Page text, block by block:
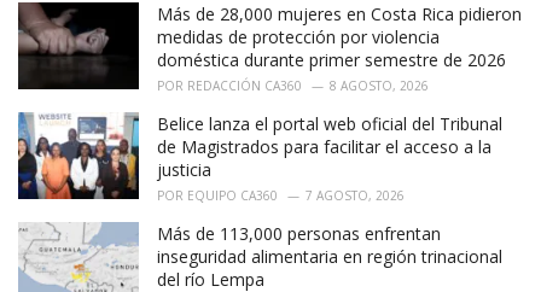
s
:
Más de 28,000 mujeres en Costa Rica pidieron
medidas de protección por violencia
doméstica durante primer semestre de 2026
POR REDACCIÓN CA360 8 AGOSTO, 2026
Belice lanza el portal web oficial del Tribunal
de Magistrados para facilitar el acceso a la
justicia
POR EQUIPO CA360 7 AGOSTO, 2026
Más de 113,000 personas enfrentan
inseguridad alimentaria en región trinacional
del río Lempa